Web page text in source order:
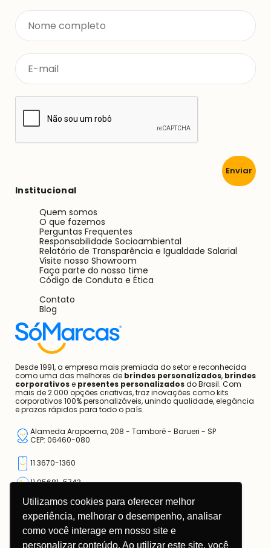
Utilizamos cookies para oferecer melhor
experiência, melhorar o desempenho, analisar
como você interage em nosso site e
personalizar conteúdo. Ao utilizar este site, você
Desde 1991, a empresa mais premiada do setor e reconhecida
como uma das melhores de brindes personalizados, brindes
corporativose presentes personalizadosdo Brasil. Com
mais de 2.000 opções criativas, traz inovações como kits
corporativos 100% personalizáveis, unindo qualidade, elegância
e prazos rápidos para todo o país.
Alameda Arapoema, 208 - Tamboré - Barueri - SP
CEP: 06460-080
11 3670-1360
11 95681-5743
atendimento@somarcas.com.br
Mais do que Brindes, Presentes Corporativos!
SO MARCAS COMERCIAL LTDA.
Institucional
Quem somos
O que fazemos
Perguntas Frequentes
Responsabilidade Socioambiental
Relatório de Transparência e Igualdade Salarial
Visite nosso Showroom
Faça parte do nosso time
Código de Conduta e Ética
Contato
Blog
Enviar